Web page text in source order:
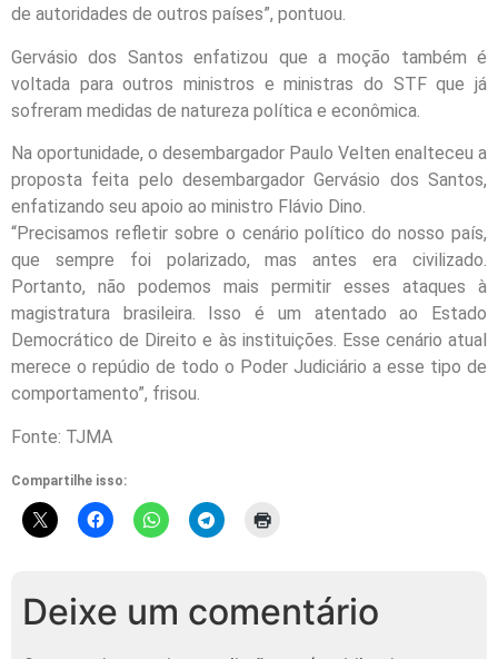
de autoridades de outros países”, pontuou.
Gervásio dos Santos enfatizou que a moção também é
voltada para outros ministros e ministras do STF que já
sofreram medidas de natureza política e econômica.
Na oportunidade, o desembargador Paulo Velten enalteceu a
proposta feita pelo desembargador Gervásio dos Santos,
enfatizando seu apoio ao ministro Flávio Dino.
“Precisamos refletir sobre o cenário político do nosso país,
que sempre foi polarizado, mas antes era civilizado.
Portanto, não podemos mais permitir esses ataques à
magistratura brasileira. Isso é um atentado ao Estado
Democrático de Direito e às instituições. Esse cenário atual
merece o repúdio de todo o Poder Judiciário a esse tipo de
comportamento”, frisou.
Fonte: TJMA
Compartilhe isso:
Deixe um comentário